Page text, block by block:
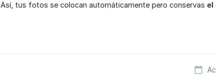
Así, tus fotos se colocan automáticamente pero conservas el